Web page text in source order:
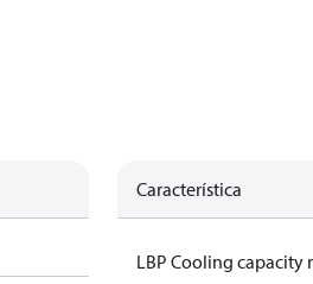
Característica
LBP Cooling capacity